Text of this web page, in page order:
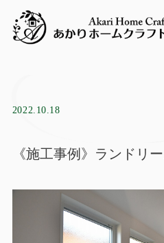
2022.10.18
《施工事例》ランドリ